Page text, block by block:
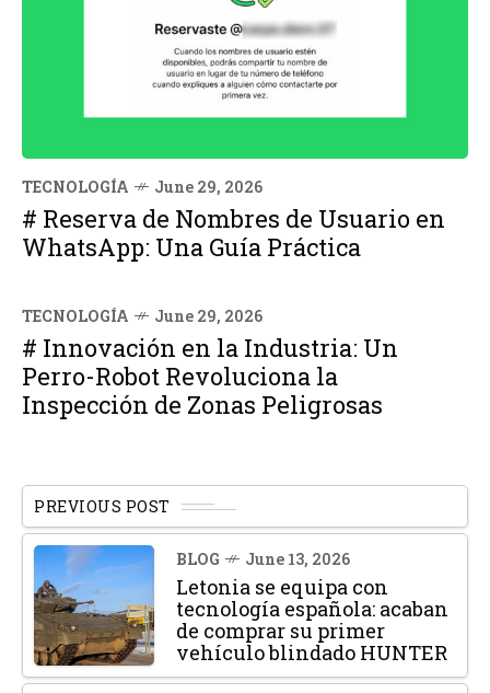
TECNOLOGÍA June 29, 2026
# Reserva de Nombres de Usuario en
WhatsApp: Una Guía Práctica
TECNOLOGÍA June 29, 2026
# Innovación en la Industria: Un
Perro-Robot Revoluciona la
Inspección de Zonas Peligrosas
PREVIOUS POST
BLOG June 13, 2026
Letonia se equipa con
tecnología española: acaban
de comprar su primer
vehículo blindado HUNTER